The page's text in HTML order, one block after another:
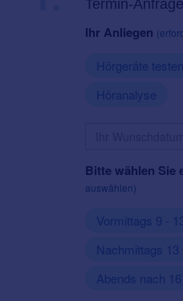
Termin-Anfrage
Ihr Anliegen
Hörgeräte testen
Höranalyse
Bitte wählen Sie
auswählen)
Vormittags 9 -
Nachmittags 13
Abends nach